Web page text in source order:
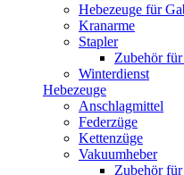
Hebezeuge für
Kranarme
Stapler
Zubehör
Winterdienst
Hebezeuge
Anschlagmittel
Federzüge
Kettenzüge
Vakuumheber
Zubehör